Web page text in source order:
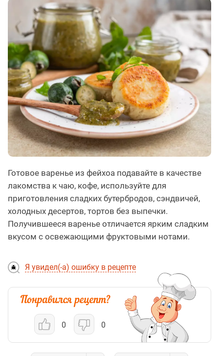
Готовое варенье из фейхоа подавайте в качестве
лакомства к чаю, кофе, используйте для
приготовления сладких бутербродов, сэндвичей,
холодных десертов, тортов без выпечки.
Получившееся варенье отличается ярким сладким
вкусом с освежающими фруктовыми нотами.
Я увидел(-а) ошибку в рецепте
0 0